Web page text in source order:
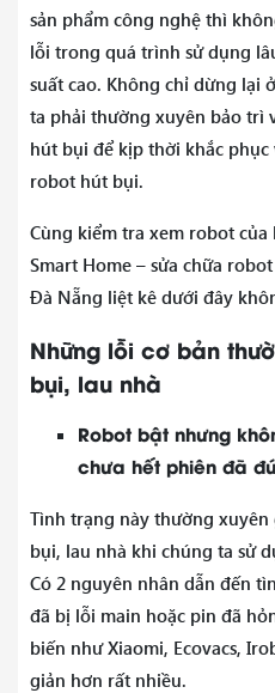
sản phẩm công nghệ thì
lỗi trong quá trình sử dụng
suất cao. Không chỉ dừng lại
ta phải thường xuyên bảo trì
hút bụi để kịp thời khắc
robot hút bụi.
Cùng kiểm tra xem robot của
Smart Home – sửa chữa
Đà Nẵng liệt kê dưới đây
Những lỗi cơ bản
bụi, lau nhà
Robot bật nhưng
chưa hết phiên đã
Tình trạng này thường
bụi, lau nhà khi chúng ta sử
Có 2 nguyên nhân dẫn đến
đã bị lỗi main hoặc pin đã
biến như Xiaomi, Ecovacs,
giản hơn rất nhiều.